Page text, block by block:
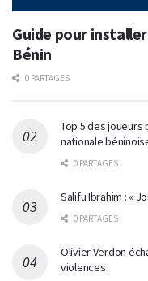
Guide pour
Bénin
0 PARTAGES
Top 5 des joueurs
nationale
0 PARTAGES
Salifu Ibrahim : «
0 PARTAGES
Olivier Verdon
violences